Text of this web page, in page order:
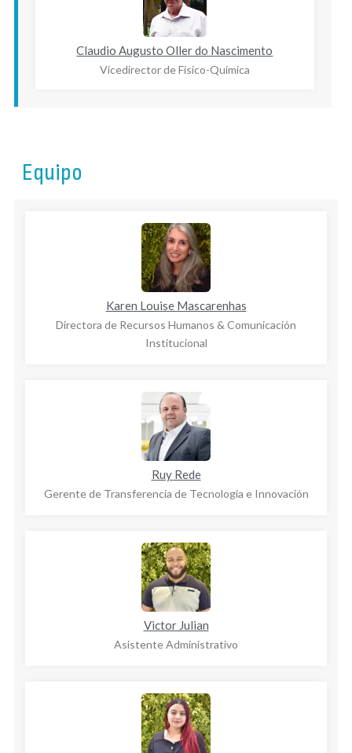
Claudio Augusto Oller do Nascimento
Vicedirector de Físico-Química
Equipo
Karen Louise Mascarenhas
Directora de Recursos Humanos & Comunicación
Institucional
Ruy Rede
Gerente de Transferencia de Tecnologia e Innovación
Victor Julian
Asistente Administrativo